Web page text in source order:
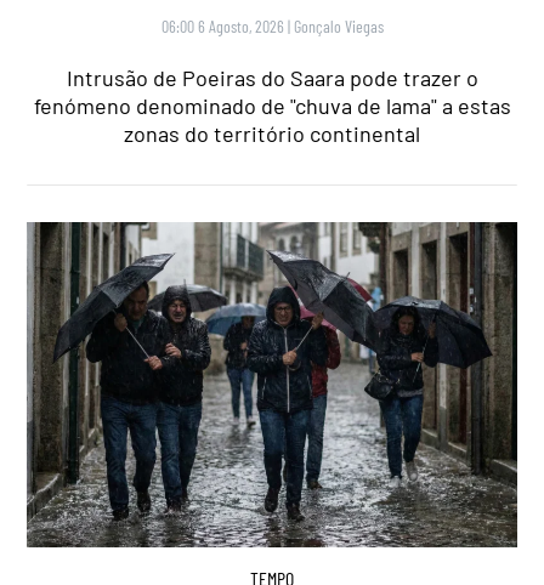
06:00 6 Agosto, 2026 | Gonçalo Viegas
Intrusão de Poeiras do Saara pode trazer o
fenómeno denominado de "chuva de lama" a estas
zonas do território continental
TEMPO